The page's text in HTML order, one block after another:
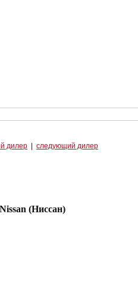
дилер следующий дилер
(Ниссан)